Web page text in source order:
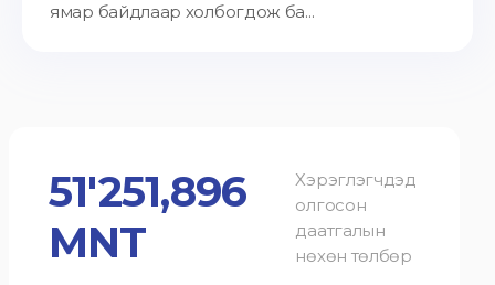
ямар байдлаар холбогдож ба...
51'251,896
MNT
Хэрэглэгчдэд
олгосон
даатгалын
нөхөн төлбөр